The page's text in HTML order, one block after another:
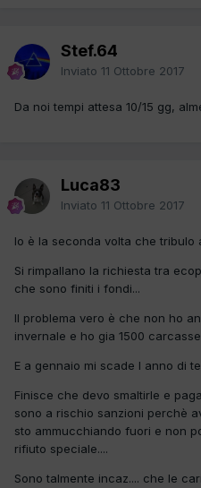
Stef.64
Inviato 11 Ottobre 2017
Da noi tempi attesa 10/15 gg,
Luca83
Inviato 11 Ottobre 2017
Io è la seconda volta che tribulo
Si rimpallano la richiesta tra
che sono finiti i fondi...
Il problema vero è che non ho
invernale e ho gia 1500
E a gennaio mi scade l anno di
Finisce che devo smaltirle e
sono a rischio sanzioni perchè
sto ammucchiando fuori e non
rifiuto speciale....
Sono talmente incaz.... che le